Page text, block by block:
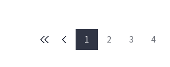
1 2 3 4